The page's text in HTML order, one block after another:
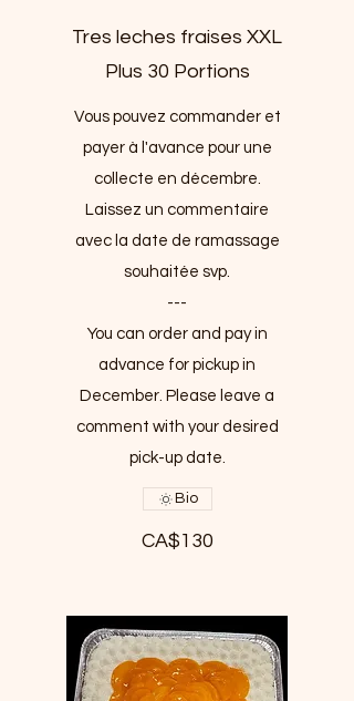
Tres leches fraises XXL
Plus 30 Portions
Vous pouvez commander et
payer à l'avance pour une
collecte en décembre.
Laissez un commentaire
avec la date de ramassage
souhaitée svp.
---
You can order and pay in
advance for pickup in
December. Please leave a
comment with your desired
pick-up date.
CA$130
Bio